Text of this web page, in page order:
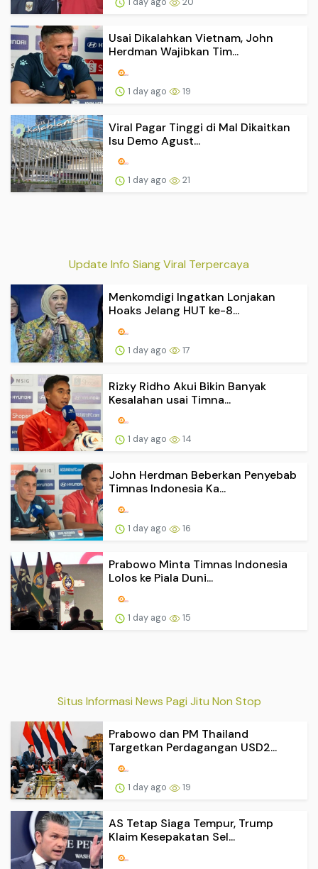
Usai Dikalahkan Vietnam, John
Herdman Wajibkan Tim...
1 day ago 19
Viral Pagar Tinggi di Mal Dikaitkan
Isu Demo Agust...
1 day ago 21
Update Info Siang Viral Terpercaya
Menkomdigi Ingatkan Lonjakan
Hoaks Jelang HUT ke-8...
1 day ago 17
Rizky Ridho Akui Bikin Banyak
Kesalahan usai Timna...
1 day ago 14
John Herdman Beberkan Penyebab
Timnas Indonesia Ka...
1 day ago 16
Prabowo Minta Timnas Indonesia
Lolos ke Piala Duni...
1 day ago 15
Situs Informasi News Pagi Jitu Non Stop
Prabowo dan PM Thailand
Targetkan Perdagangan USD2...
1 day ago 19
AS Tetap Siaga Tempur, Trump
Klaim Kesepakatan Sel...